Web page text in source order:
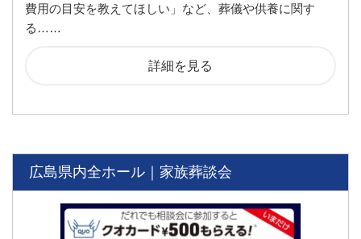
費用の目安を教えてほしい」など、葬儀や供養に関す
る……
詳細を見る
広島県内全ホール｜家族葬談会